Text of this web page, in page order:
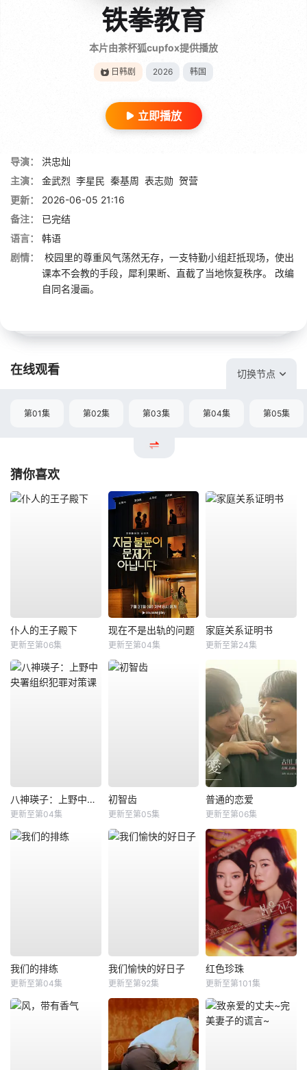
铁拳教育
本片由茶杯狐cupfox提供播放
日韩剧 2026 韩国
立即播放
导演：
洪忠灿
主演：
金武烈 李星民 秦基周 表志勋 贺营
更新：
2026-06-05 21:16
备注：
已完结
语言：
韩语
剧情：
校园里的尊重风气荡然无存，一支特勤小组赶抵现场，使出
课本不会教的手段，犀利果断、直截了当地恢复秩序。 改编
自同名漫画。
在线观看 切换节点
第01集 第02集 第03集 第04集 第05集
猜你喜欢
仆人的王子殿下
更新至第06集
现在不是出轨的问题
更新至第04集
家庭关系证明书
更新至第24集
八神瑛子：上野中央署组织犯罪对策课
更新至第04集
初智齿
更新至第05集
普通的恋爱
更新至第06集
我们的排练
更新至第04集
我们愉快的好日子
更新至第92集
红色珍珠
更新至第101集